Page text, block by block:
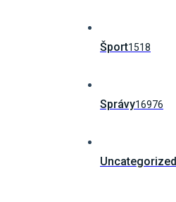
Šport1518
Správy16976
Uncategorized